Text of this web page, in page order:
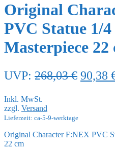
Original
PVC Statue 1/
Masterpiece 22
UVP: 268,03€ 90,38
Inkl. MwSt.
zzgl. Versand
Lieferzeit: ca-5-9-werktage
Original Character F:NEX PVC
22 cm